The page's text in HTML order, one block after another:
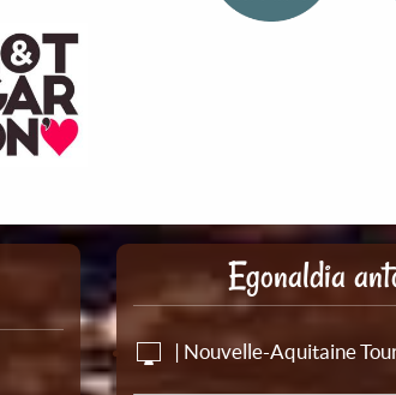
Egonaldia
| Nouvelle-Aquitaine